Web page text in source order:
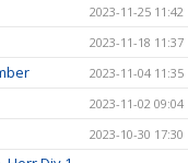
2023-11-25 11:42
2023-11-18 11:37
2023-11-04 11:35
2023-11-02 09:04
2023-10-30 17:30